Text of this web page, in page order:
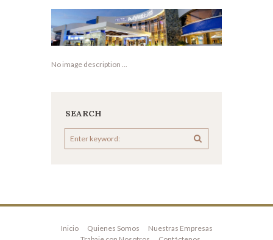
No image description ...
SEARCH
Inicio Quienes Somos
Nuestras Empresas